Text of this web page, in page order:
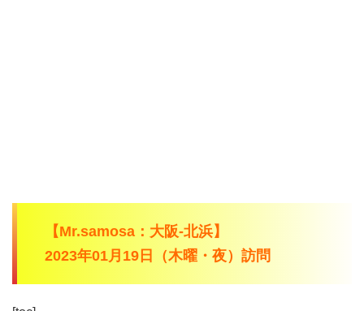
【Mr.samosa：大阪-北浜】
2023年01月19日（木曜・夜）訪問